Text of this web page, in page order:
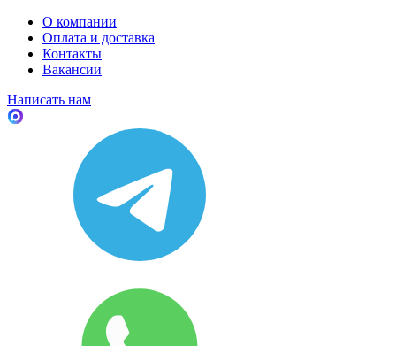
О компании
Оплата и доставка
Контакты
Вакансии
Написать нам